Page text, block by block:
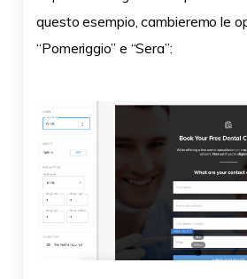
questo esempio, cambieremo le
“Pomeriggio” e “Sera”: